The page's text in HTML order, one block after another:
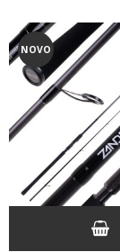
NOVO